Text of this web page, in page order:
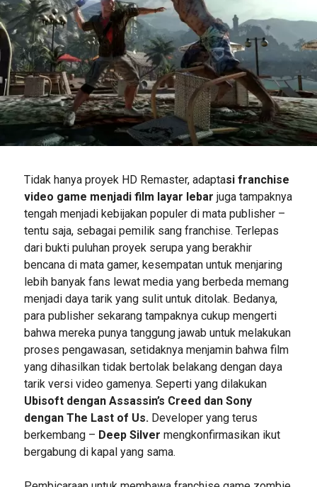
Tidak hanya proyek HD Remaster, adaptasi franchise
video game menjadi film layar lebar juga tampaknya
tengah menjadi kebijakan populer di mata publisher –
tentu saja, sebagai pemilik sang franchise. Terlepas
dari bukti puluhan proyek serupa yang berakhir
bencana di mata gamer, kesempatan untuk menjaring
lebih banyak fans lewat media yang berbeda memang
menjadi daya tarik yang sulit untuk ditolak. Bedanya,
para publisher sekarang tampaknya cukup mengerti
bahwa mereka punya tanggung jawab untuk melakukan
proses pengawasan, setidaknya menjamin bahwa film
yang dihasilkan tidak bertolak belakang dengan daya
tarik versi video gamenya. Seperti yang dilakukan
Ubisoft dengan Assassin’s Creed dan Sony
dengan The Last of Us.Developer yang terus
berkembang – Deep Silver mengkonfirmasikan ikut
bergabung di kapal yang sama.